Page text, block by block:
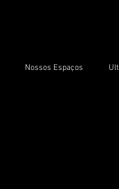
Nossos Espaços